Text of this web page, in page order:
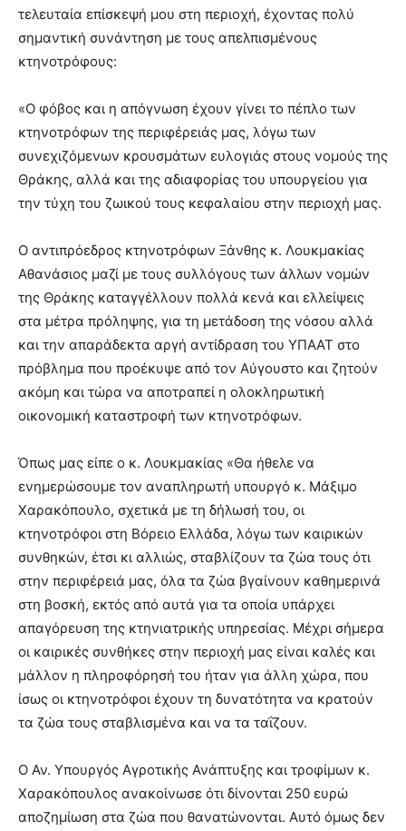
τελευταία επίσκεψή μου στη περιοχή, έχοντας πολύ
σημαντική συνάντηση με τους απελπισμένους
κτηνοτρόφους:
«Ο φόβος και η απόγνωση έχουν γίνει το πέπλο των
κτηνοτρόφων της περιφέρειάς μας, λόγω των
συνεχιζόμενων κρουσμάτων ευλογιάς στους νομούς της
Θράκης, αλλά και της αδιαφορίας του υπουργείου για
την τύχη του ζωικού τους κεφαλαίου στην περιοχή μας.
Ο αντιπρόεδρος κτηνοτρόφων Ξάνθης κ. Λουκμακίας
Αθανάσιος μαζί με τους συλλόγους των άλλων νομών
της Θράκης καταγγέλλουν πολλά κενά και ελλείψεις
στα μέτρα πρόληψης, για τη μετάδοση της νόσου αλλά
και την απαράδεκτα αργή αντίδραση του ΥΠΑΑΤ στο
πρόβλημα που προέκυψε από τον Αύγουστο και ζητούν
ακόμη και τώρα να αποτραπεί η ολοκληρωτική
οικονομική καταστροφή των κτηνοτρόφων.
Όπως μας είπε ο κ. Λουκμακίας «Θα ήθελε να
ενημερώσουμε τον αναπληρωτή υπουργό κ. Μάξιμο
Χαρακόπουλο, σχετικά με τη δήλωσή του, οι
κτηνοτρόφοι στη Βόρειο Ελλάδα, λόγω των καιρικών
συνθηκών, έτσι κι αλλιώς, σταβλίζουν τα ζώα τους ότι
στην περιφέρειά μας, όλα τα ζώα βγαίνουν καθημερινά
στη βοσκή, εκτός από αυτά για τα οποία υπάρχει
απαγόρευση της κτηνιατρικής υπηρεσίας. Μέχρι σήμερα
οι καιρικές συνθήκες στην περιοχή μας είναι καλές και
μάλλον η πληροφόρησή του ήταν για άλλη χώρα, που
ίσως οι κτηνοτρόφοι έχουν τη δυνατότητα να κρατούν
τα ζώα τους σταβλισμένα και να τα ταΐζουν.
Ο Αν. Υπουργός Αγροτικής Ανάπτυξης και τροφίμων κ.
Χαρακόπουλος ανακοίνωσε ότι δίνονται 250 ευρώ
αποζημίωση στα ζώα που θανατώνονται. Αυτό όμως δεν